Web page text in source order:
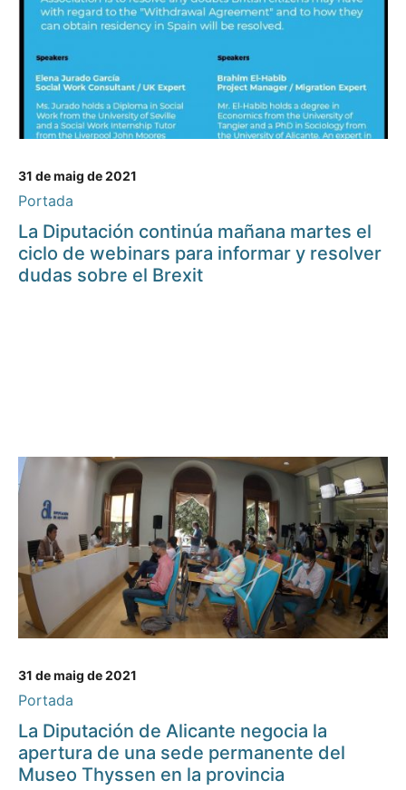
31 de maig de 2021
Portada
La Diputación continúa mañana martes el
ciclo de webinars para informar y resolver
dudas sobre el Brexit
31 de maig de 2021
Portada
La Diputación de Alicante negocia la
apertura de una sede permanente del
Museo Thyssen en la provincia